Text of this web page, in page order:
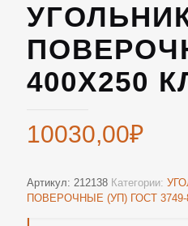
400Х250
10030,00₽
Артикул: 212138 Категории:
ПОВЕРОЧНЫЕ (УП) ГОСТ 3749-